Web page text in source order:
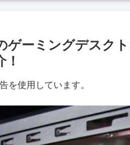
ゲーミングデスク
を使用しています。